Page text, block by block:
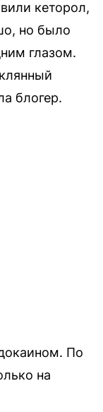
кеторол,
но было
глазом.
блогер.
По
на